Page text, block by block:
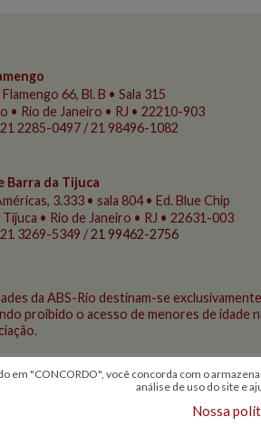
Flamengo 66, Bl. B • Sala 315
• Rio de Janeiro • RJ • 22210-903
2285-0497 / 21 98496-1082
Barra da Tijuca
3.333 • sala 804 • Ed. Blue Chip
Tijuca • Rio de Janeiro • RJ • 22631-003
3269-5349 /21 99462-2756
da ABS-Rio destinam-se
proibido o acesso de menores de idade
© 2026 Todos
em "CONCORDO", você concorda com o
análise de uso do site e
Nossa